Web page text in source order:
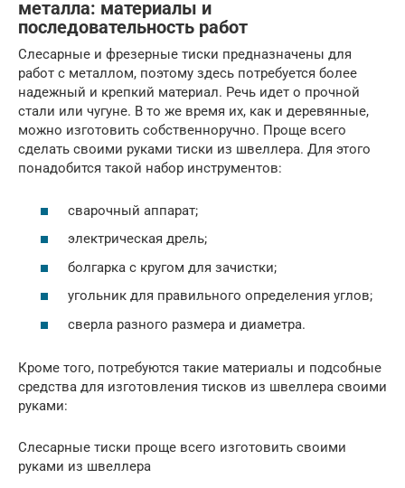
металла: материалы и
последовательность работ
Слесарные и фрезерные тиски предназначены для
работ с металлом, поэтому здесь потребуется более
надежный и крепкий материал. Речь идет о прочной
стали или чугуне. В то же время их, как и деревянные,
можно изготовить собственноручно. Проще всего
сделать своими руками тиски из швеллера. Для этого
понадобится такой набор инструментов:
сварочный аппарат;
электрическая дрель;
болгарка с кругом для зачистки;
угольник для правильного определения углов;
сверла разного размера и диаметра.
Кроме того, потребуются такие материалы и подсобные
средства для изготовления тисков из швеллера своими
руками:
Слесарные тиски проще всего изготовить своими
руками из швеллера